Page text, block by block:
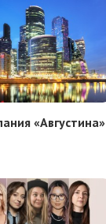
«Августина»